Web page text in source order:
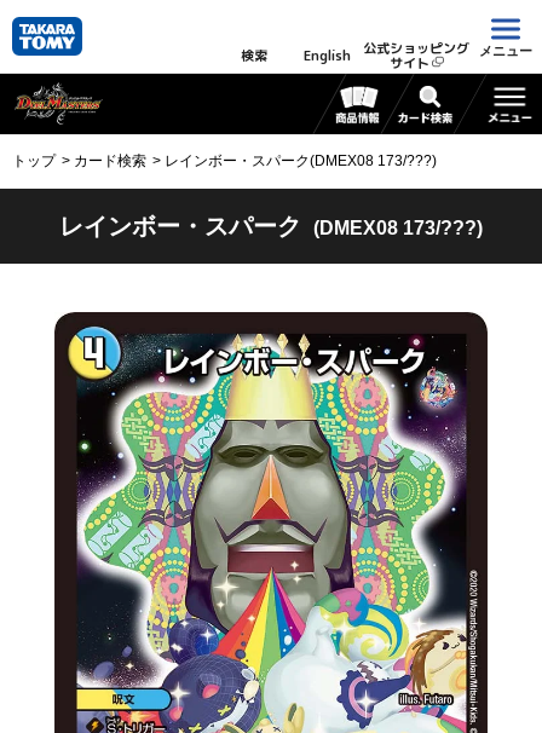
検索 English 公式ショッピング
サイト
メニュー
トップ カード検索 レインボー・スパーク(DMEX08 173/???)
レインボー・スパーク (DMEX08 173/???)